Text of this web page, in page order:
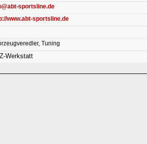
sportsline.de
www.abt-sportsline.de
Tuning
Werkstatt